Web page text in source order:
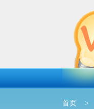
首页 >